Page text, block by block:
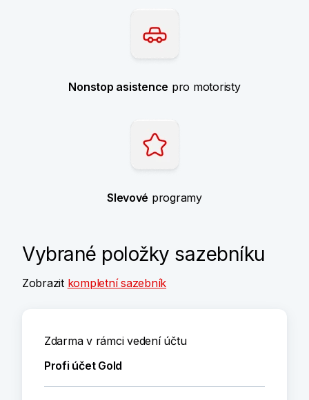
Nonstop asistence pro motoristy
Slevové programy
Vybrané položky sazebníku
Zobrazit kompletní sazebník
Zdarma v rámci vedení účtu
Profi účet Gold